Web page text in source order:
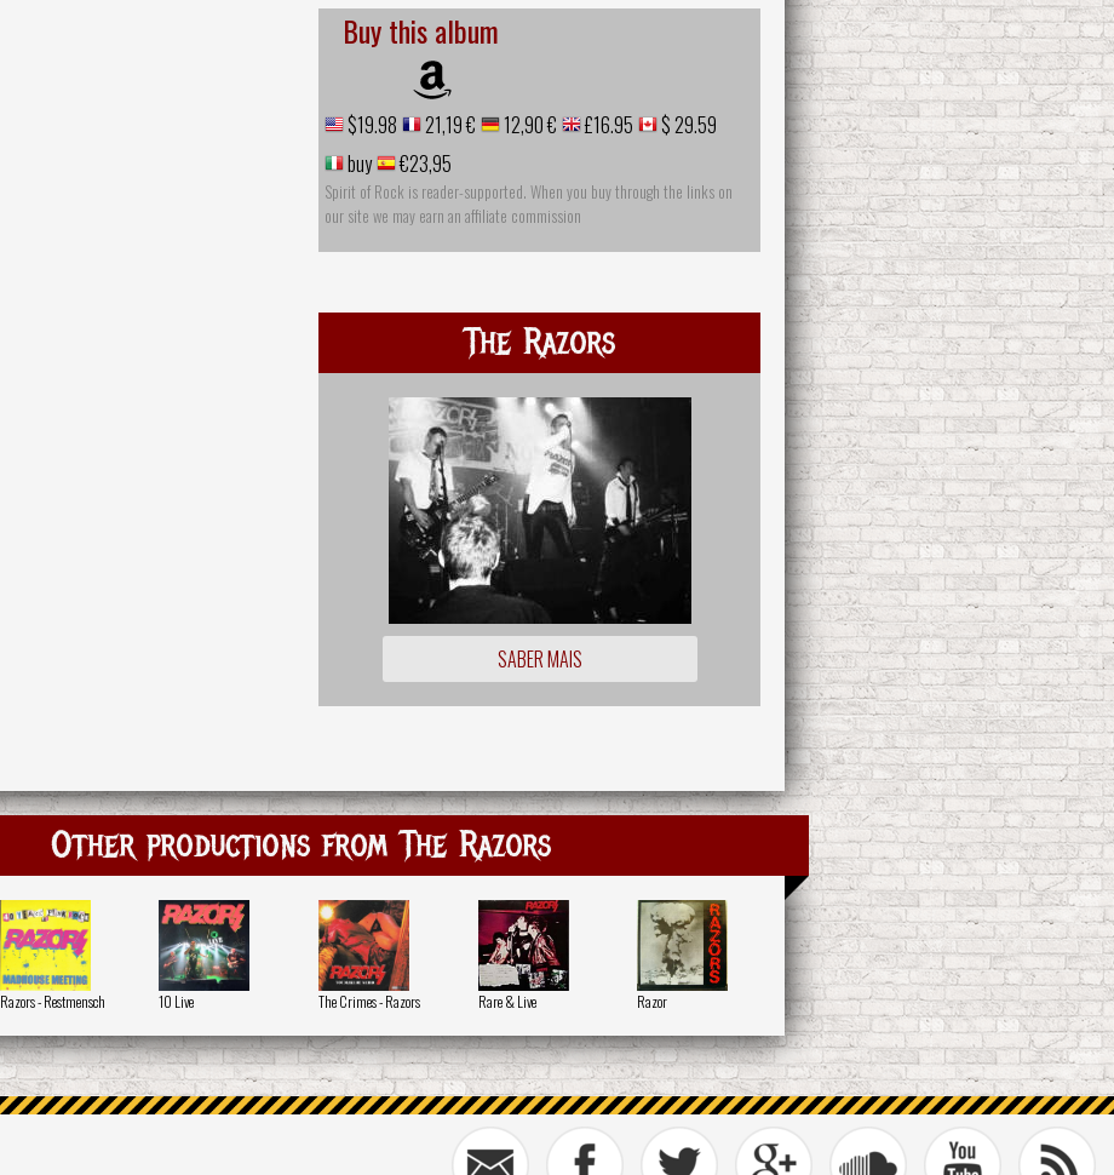
Buy this album
$19.98 21,19 € 12,90 € £16.95
$ 29.59
buy
€23,95
Spirit of Rock is reader-supported. When you buy through the links on
our site we may earn an affiliate commission
The Razors
SABER MAIS
Other productions from The Razors
Razors - Restmensch 10 Live The Crimes - Razors Rare & Live Razor